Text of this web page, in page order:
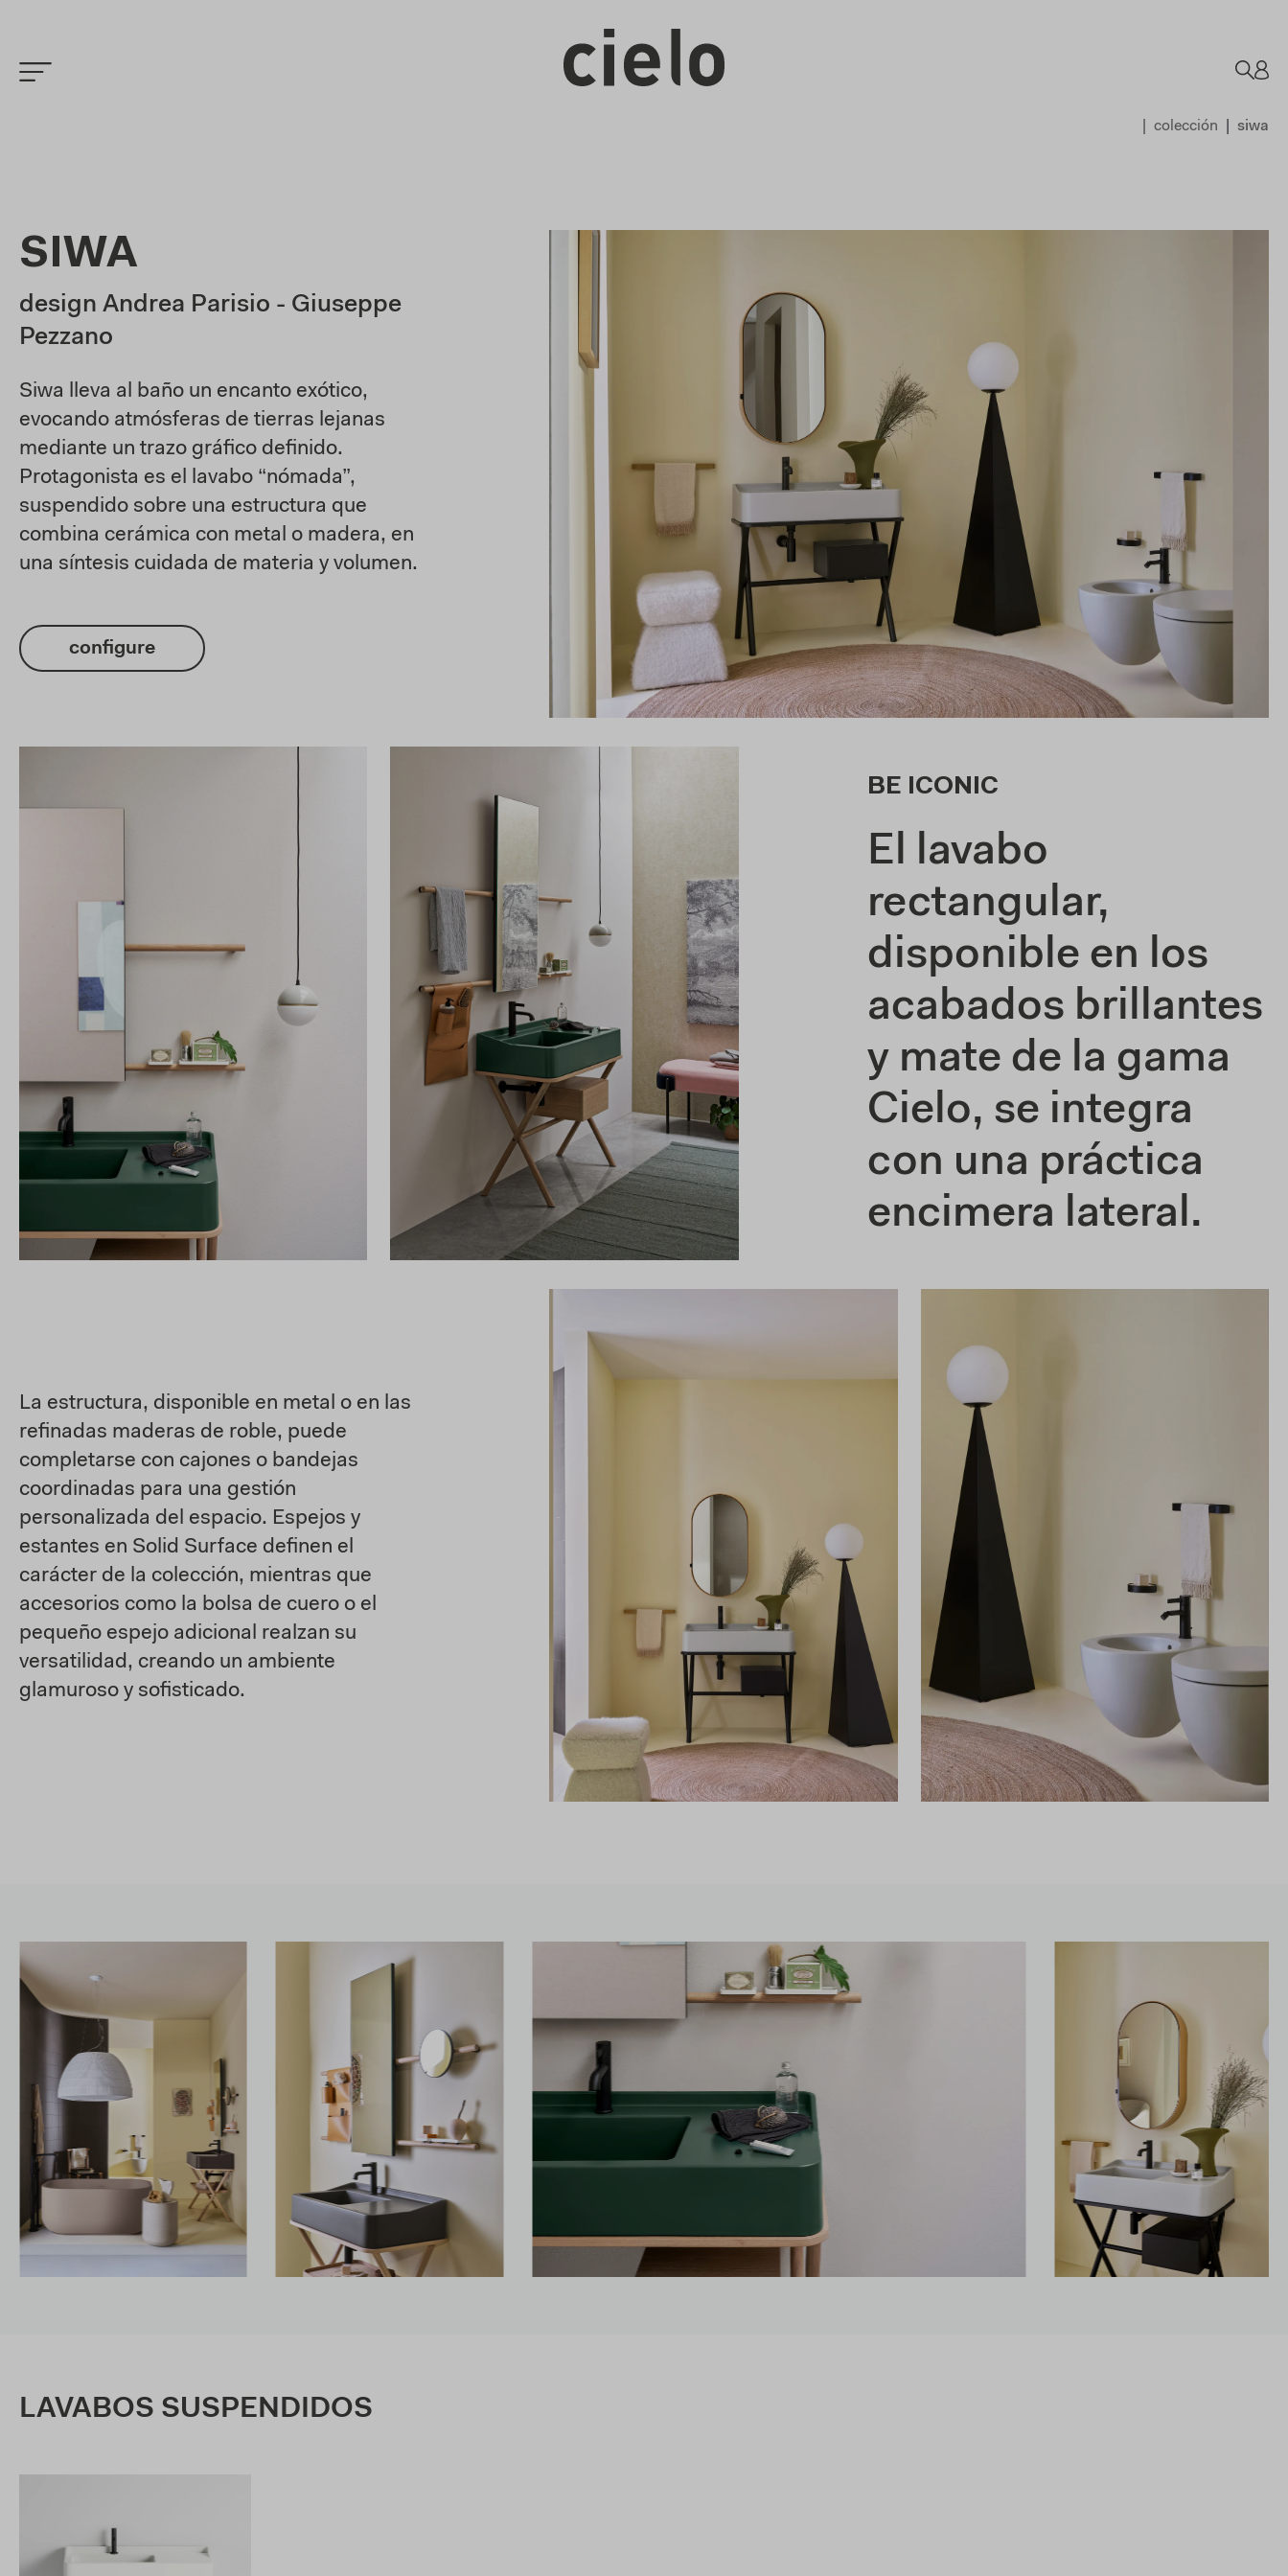
colección siwa
SIWA
design Andrea Parisio - Giuseppe
Pezzano
Siwa lleva al baño un encanto exótico,
evocando atmósferas de tierras lejanas
mediante un trazo gráfico definido.
Protagonista es el lavabo “nómada”,
suspendido sobre una estructura que
combina cerámica con metal o madera, en
una síntesis cuidada de materia y volumen.
configure
BE ICONIC
El lavabo
rectangular,
disponible en los
acabados brillantes
y mate de la gama
Cielo, se integra
con una práctica
encimera lateral.
La estructura, disponible en metal o en las
refinadas maderas de roble, puede
completarse con cajones o bandejas
coordinadas para una gestión
personalizada del espacio. Espejos y
estantes en Solid Surface definen el
carácter de la colección, mientras que
accesorios como la bolsa de cuero o el
pequeño espejo adicional realzan su
versatilidad, creando un ambiente
glamuroso y sofisticado.
LAVABOS SUSPENDIDOS